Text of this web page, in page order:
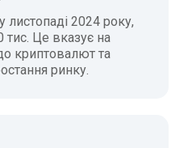
листопаді 2024 року,
Це вказує на
криптовалют та
ринку.